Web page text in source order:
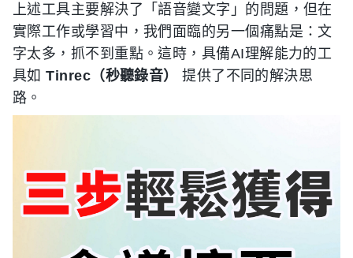
上述工具主要解決了「語音變文字」的問題，但在
實際工作或學習中，我們面臨的另一個痛點是：文
字太多，抓不到重點。這時，具備AI理解能力的工
具如Tinrec（秒聽錄音）
提供了不同的解決思
路。